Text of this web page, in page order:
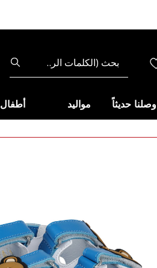
وصلنا حديثاً مواليد أطفال